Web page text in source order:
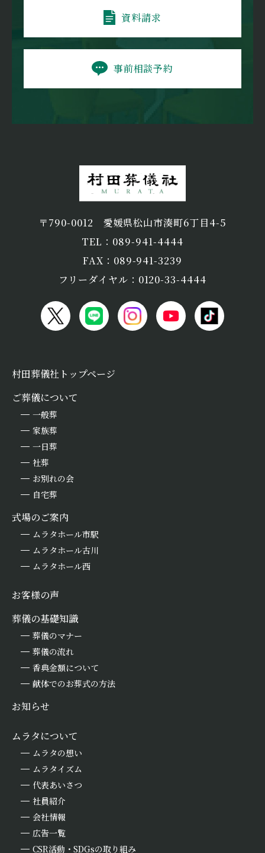
資料請求
事前相談予約
〒790-0012 愛媛県松山市湊町6丁目4-5
TEL：089-941-4444
FAX：089-941-3239
フリーダイヤル：0120-33-4444
村田葬儀社トップページ
ご葬儀について
一般葬
家族葬
一日葬
社葬
お別れの会
自宅葬
式場のご案内
ムラタホール市駅
ムラタホール古川
ムラタホール西
お客様の声
葬儀の基礎知識
葬儀のマナー
葬儀の流れ
香典金額について
献体でのお葬式の方法
お知らせ
ムラタについて
ムラタの想い
ムラタイズム
代表あいさつ
社員紹介
会社情報
広告一覧
CSR活動・SDGsの取り組み